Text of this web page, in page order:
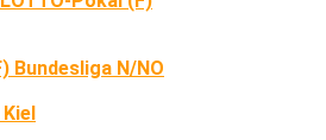
Bundesliga N/NO